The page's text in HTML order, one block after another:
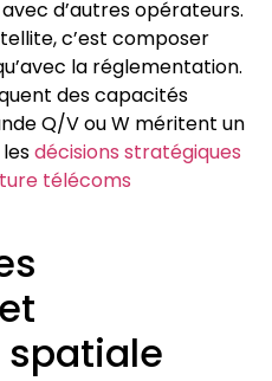
d’autres opérateurs.
c’est composer
la réglementation.
des capacités
Q/V ou W méritent un
décisions stratégiques
télécoms